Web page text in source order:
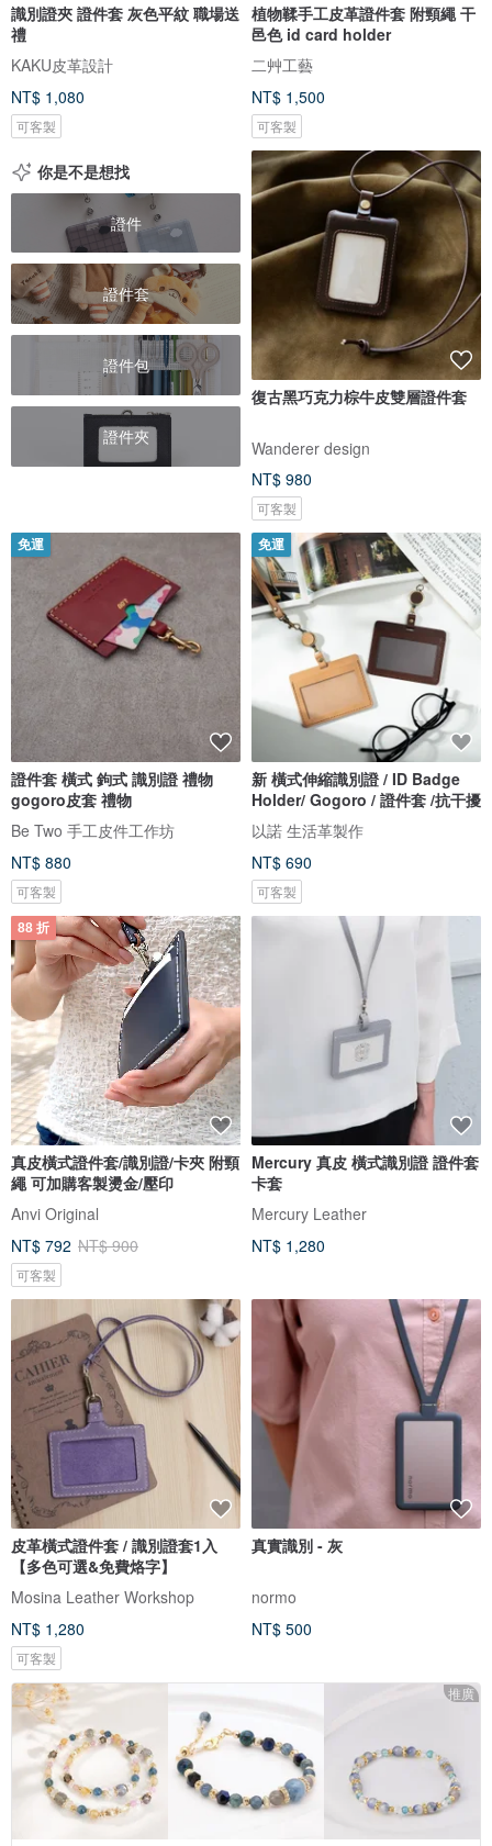
識別證夾 證件套 灰色平紋 職場送
禮
KAKU皮革設計
NT$ 1,080
可客製
植物鞣手工皮革證件套 附頸繩 干
邑色 id card holder
二艸工藝
NT$ 1,500
可客製
你是不是想找
證件
證件套
證件包
證件夾
復古黑巧克力棕牛皮雙層證件套
Wanderer design
NT$ 980
可客製
免運
證件套 橫式 鉤式 識別證 禮物
gogoro皮套 禮物
Be Two 手工皮件工作坊
NT$ 880
可客製
免運
新 橫式伸縮識別證 / ID Badge
Holder/ Gogoro / 證件套 /抗干擾
以諾 生活革製作
NT$ 690
可客製
88 折
真皮橫式證件套/識別證/卡夾 附頸
繩 可加購客製燙金/壓印
Anvi Original
NT$ 792 NT$ 900
可客製
Mercury 真皮 橫式識別證 證件套
卡套
Mercury Leather
NT$ 1,280
皮革橫式證件套 / 識別證套1入
【多色可選&免費烙字】
Mosina Leather Workshop
NT$ 1,280
可客製
真實識別 - 灰
normo
NT$ 500
推廣